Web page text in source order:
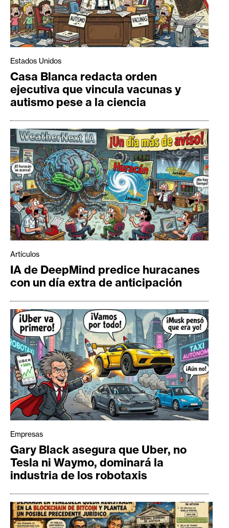
Estados Unidos
Casa Blanca redacta orden
ejecutiva que vincula vacunas y
autismo pese a la ciencia
Artículos
IA de DeepMind predice huracanes
con un día extra de anticipación
Empresas
Gary Black asegura que Uber, no
Tesla ni Waymo, dominará la
industria de los robotaxis